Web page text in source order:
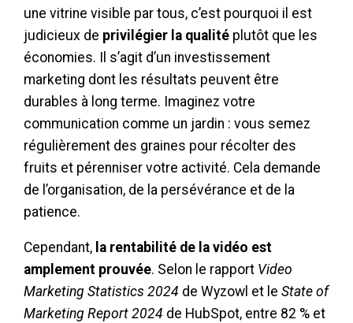
une vitrine visible par tous, c’est pourquoi il est
judicieux de privilégier la qualité plutôt que les
économies. Il s’agit d’un investissement
marketing dont les résultats peuvent être
durables à long terme. Imaginez votre
communication comme un jardin : vous semez
régulièrement des graines pour récolter des
fruits et pérenniser votre activité. Cela demande
de l’organisation, de la persévérance et de la
patience.
Cependant, la rentabilité de la vidéo est
amplement prouvée. Selon le rapport Video
Marketing Statistics 2024 de Wyzowl et le State of
Marketing Report 2024 de HubSpot, entre 82 % et